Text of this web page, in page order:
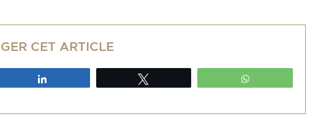
CET ARTICLE